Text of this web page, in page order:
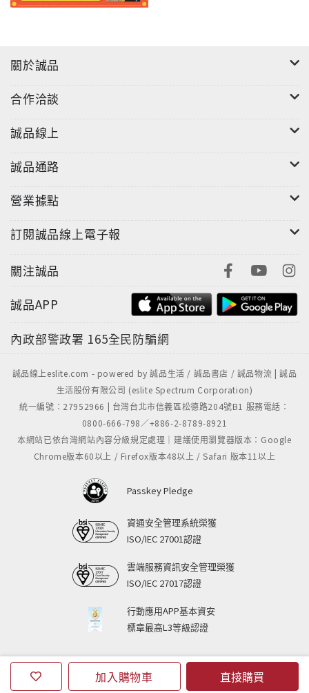
加入購物車 直接購買
關於誠品
合作洽談
誠品線上
誠品通路
營業據點
訂閱誠品線上電子報
關注誠品
誠品APP
內政部警政署 165全民防騙網
誠品線上eslite.com - powered by 誠品生活 / 誠品書店 / 誠品物流 | 誠品
生活股份有限公司 (eslite Spectrum Corporation)
統一編號：27952966 | 台灣台北市信義區松德路204號B1 服務電話：
0800-666-798／+886-2-8789-8921
本網站已依台灣網站內容分級規定處理｜建議使用瀏覽器版本：Google
Chrome版本60以上 / Firefox版本48以上 / Safari 版本11以上
Passkey Pledge
資通安全管理系統榮獲
ISO/IEC 27001認證
雲端服務資訊安全管理榮獲
ISO/IEC 27017認證
行動應用APP基本資安
標章最高L3等級認證